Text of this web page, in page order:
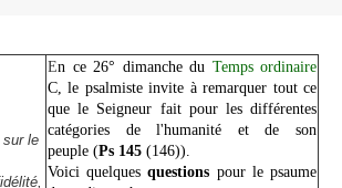
sur le
En ce 26° dimanche du Temps ordinaire
C, le psalmiste invite à remarquer tout ce
que le Seigneur fait pour les différentes
catégories de l'humanité et de son
peuple (Ps 145 (146)).
Voici quelquesquestions pour le psaume